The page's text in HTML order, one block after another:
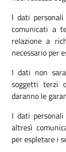
I dati
comunicati a
relazione a
necessario per
I dati non
soggetti terzi
daranno le
I dati
altresì
per espletare i